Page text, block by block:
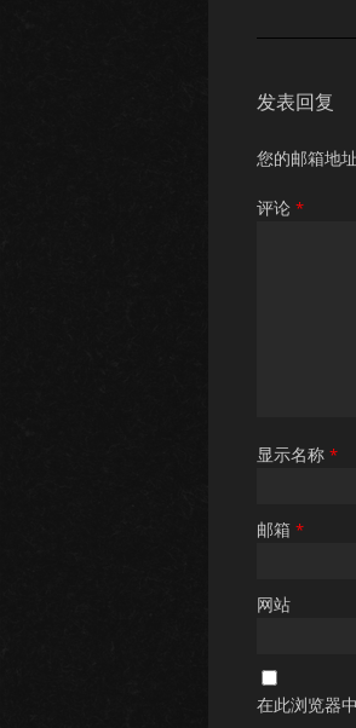
发表回复
您的邮箱地
评论 *
显示名称 *
邮箱 *
网站
在此浏览器